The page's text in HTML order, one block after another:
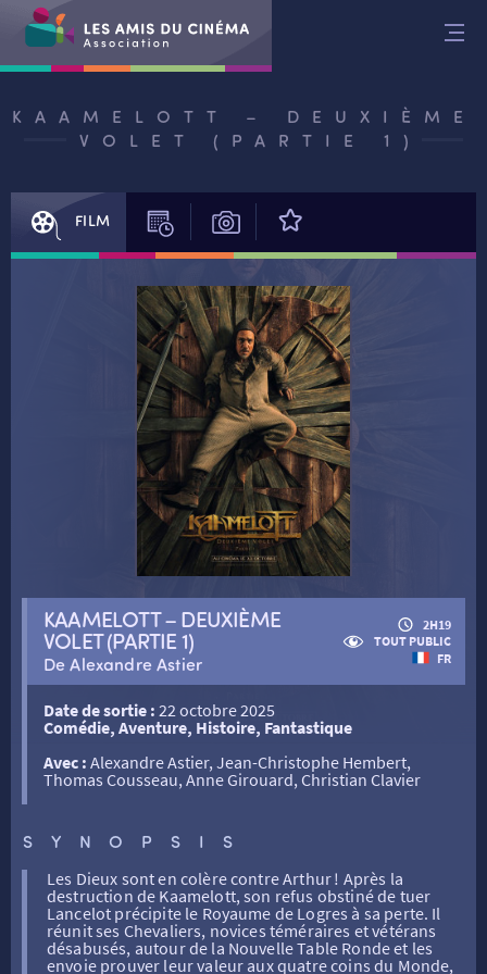
RETOUR
SÉANCES SPÉCIALES
THÉ CINÉ
ATELIERS PRATIQUES
RETOUR
D’ACTUALITÉS
HISTORIQUE
RETOUR
NOS SALLES
KAAMELOTT – DEUXIÈME
VOLET (PARTIE 1)
FILM SÉANCES PHOTOS
KAAMELOTT – DEUXIÈME
VOLET (PARTIE 1)
De Alexandre Astier
2H19
TOUT PUBLIC
FR
Date de sortie : 22 octobre 2025
Comédie, Aventure, Histoire, Fantastique
Avec : Alexandre Astier, Jean-Christophe Hembert,
Thomas Cousseau, Anne Girouard, Christian Clavier
SYNOPSIS
Les Dieux sont en colère contre Arthur ! Après la
destruction de Kaamelott, son refus obstiné de tuer
Lancelot précipite le Royaume de Logres à sa perte. Il
réunit ses Chevaliers, novices téméraires et vétérans
désabusés, autour de la Nouvelle Table Ronde et les
envoie prouver leur valeur aux quatre coins du Monde,